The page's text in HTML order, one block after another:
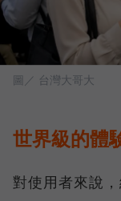
圖／ 台灣大哥大
世界級的體
對使用者來說